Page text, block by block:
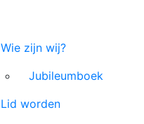
Wie zijn wij?
Jubileumboek
Lid worden